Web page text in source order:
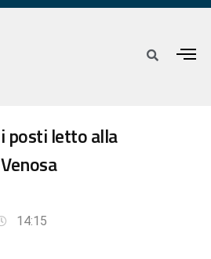
posti letto alla
14:15